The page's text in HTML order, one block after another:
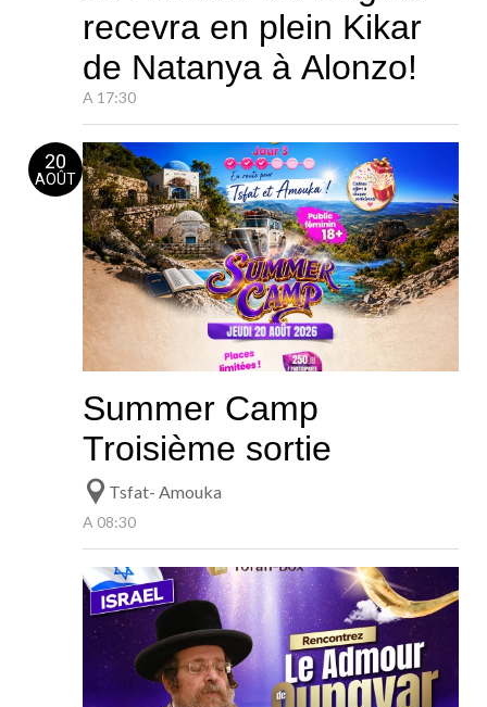
recevra en plein Kikar
de Natanya à Alonzo!
A 17:30
20
AOÛT
Summer Camp
Troisième sortie
Tsfat- Amouka
A 08:30